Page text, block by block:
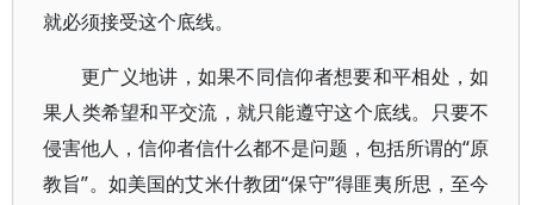
就必须接受这个底线。
更广义地讲，如果不同信仰者想要和平相处，如
果人类希望和平交流，就只能遵守这个底线。只要不
侵害他人，信仰者信什么都不是问题，包括所谓的“原
教旨”。如美国的艾米什教团“保守”得匪夷所思，至今